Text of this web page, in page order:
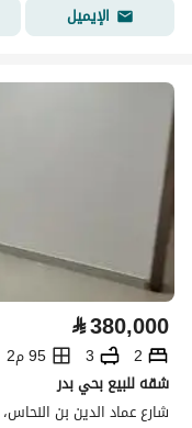
الإيميل
⃁380,000
2
3
95 م2
شقه للبيع بحي بدر
شارع عماد الدين بن